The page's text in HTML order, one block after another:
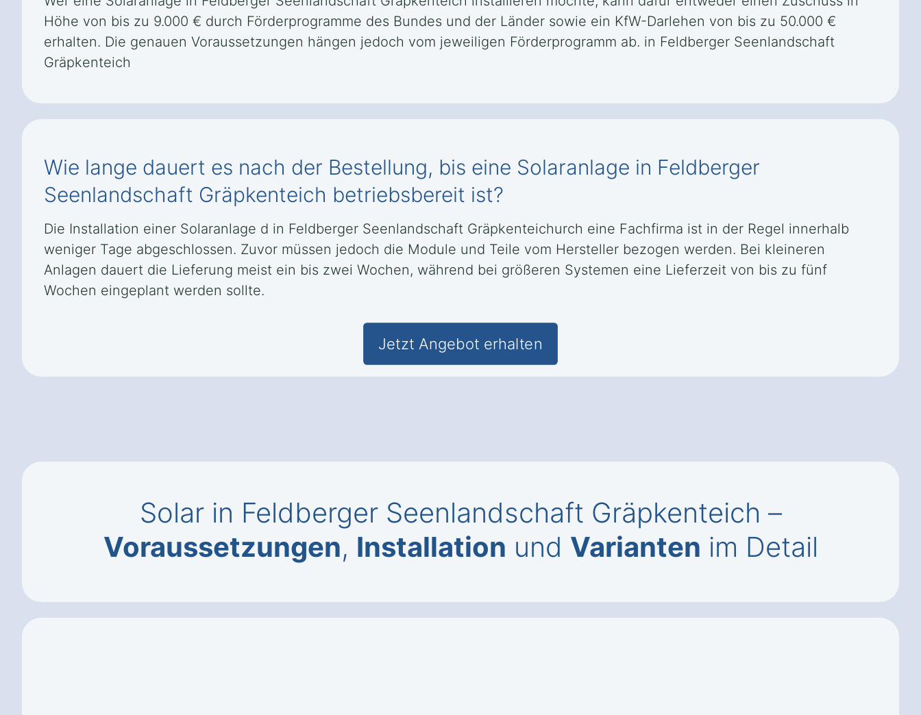
Höhe von bis zu 9.000 € durch Förderprogramme des Bundes und der Länder sowie ein KfW-Darlehen von bis zu 50.000 €
erhalten. Die genauen Voraussetzungen hängen jedoch vom jeweiligen Förderprogramm ab. in Feldberger Seenlandschaft
Gräpkenteich
Wie lange dauert es nach der Bestellung, bis eine Solaranlage in Feldberger
Seenlandschaft Gräpkenteich betriebsbereit ist?
Die Installation einer Solaranlage d in Feldberger Seenlandschaft Gräpkenteichurch eine Fachfirma ist in der Regel innerhalb
weniger Tage abgeschlossen. Zuvor müssen jedoch die Module und Teile vom Hersteller bezogen werden. Bei kleineren
Anlagen dauert die Lieferung meist ein bis zwei Wochen, während bei größeren Systemen eine Lieferzeit von bis zu fünf
Wochen eingeplant werden sollte.
Jetzt Angebot erhalten
Solar in Feldberger Seenlandschaft Gräpkenteich –
Voraussetzungen, Installation und Varianten im Detail